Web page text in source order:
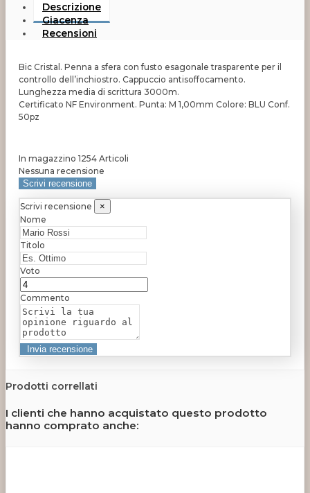
Descrizione
Giacenza
Recensioni
Bic Cristal. Penna a sfera con fusto esagonale trasparente per il
controllo dell’inchiostro. Cappuccio antisoffocamento.
Lunghezza media di scrittura 3000m.
Certificato NF Environment. Punta: M 1,00mm Colore: BLU Conf.
50pz
In magazzino 1254 Articoli
Nessuna recensione
Scrivi recensione
Scrivi recensione
×
Nome
Titolo
Voto
Commento
Prodotti correllati
I clienti che hanno acquistato questo prodotto
hanno comprato anche: